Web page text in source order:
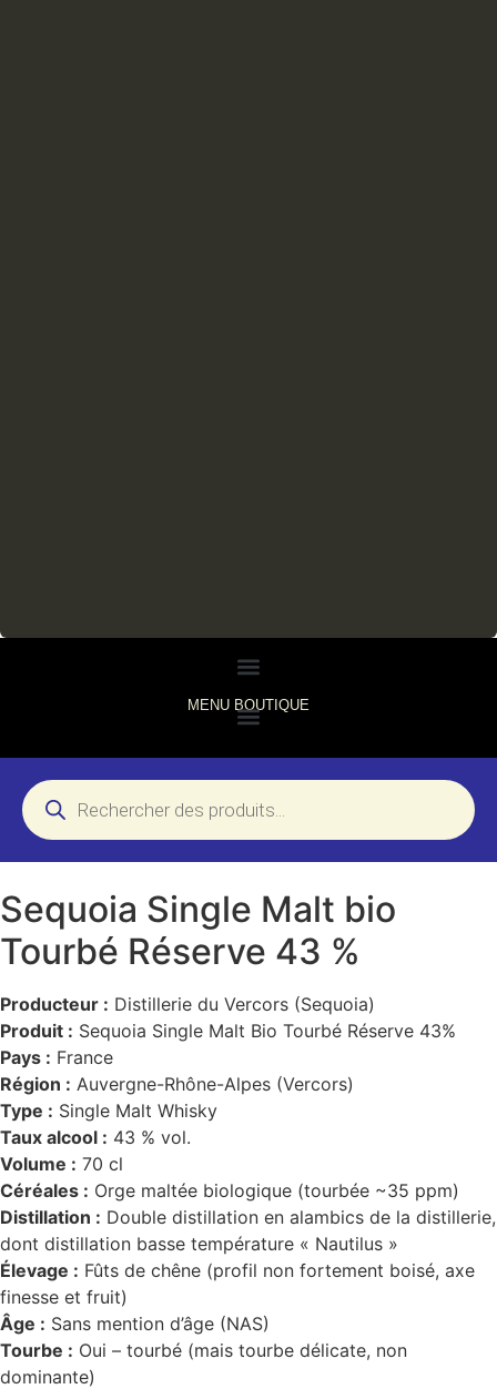
MENU BOUTIQUE
Sequoia Single Malt bio
Tourbé Réserve 43 %
Producteur : Distillerie du Vercors (Sequoia)
Produit : Sequoia Single Malt Bio Tourbé Réserve 43%
Pays : France
Région : Auvergne-Rhône-Alpes (Vercors)
Type : Single Malt Whisky
Taux alcool : 43 % vol.
Volume : 70 cl
Céréales : Orge maltée biologique (tourbée ~35 ppm)
Distillation : Double distillation en alambics de la distillerie,
dont distillation basse température « Nautilus »
Élevage : Fûts de chêne (profil non fortement boisé, axe
finesse et fruit)
Âge : Sans mention d’âge (NAS)
Tourbe : Oui – tourbé (mais tourbe délicate, non
dominante)